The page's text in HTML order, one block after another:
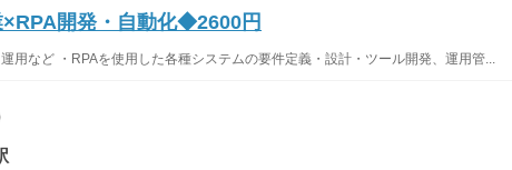
開発・自動化◆2600円
用など ・RPAを使用した各種システムの要件定義・設計・ツール開発、運用管...